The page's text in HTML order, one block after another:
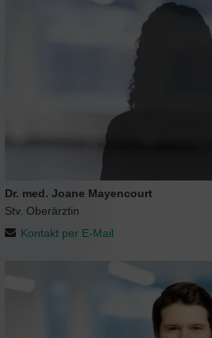
Dr. med. Joane Mayencourt
Stv. Oberärztin
Kontakt per E-Mail